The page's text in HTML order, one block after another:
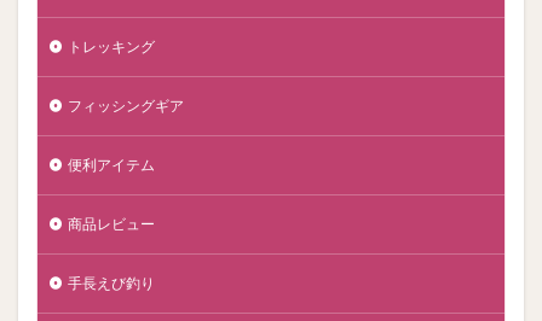
トレッキング
フィッシングギア
便利アイテム
商品レビュー
手長えび釣り